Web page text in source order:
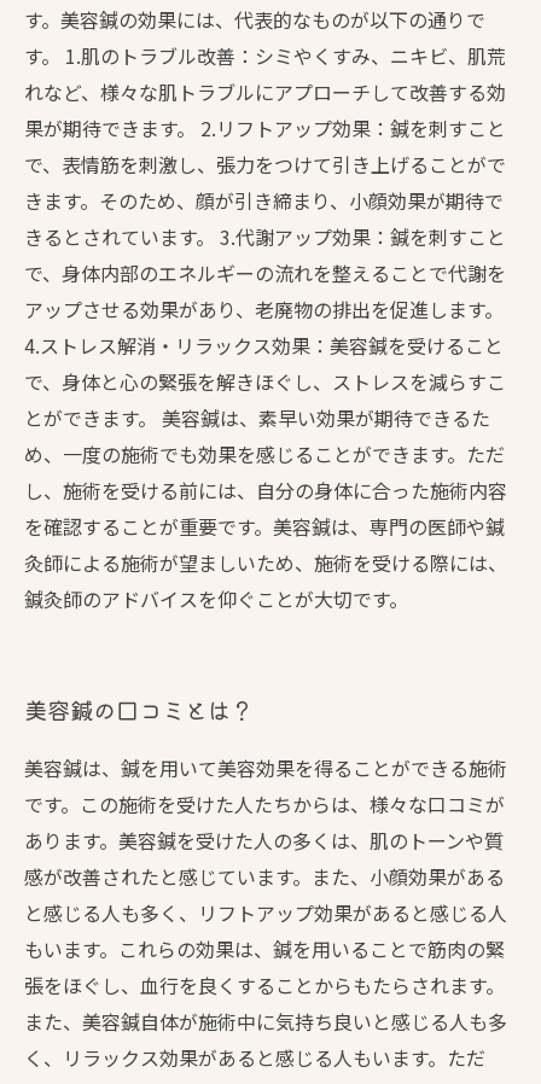
す。美容鍼の効果には、代表的なものが以下の通りで
す。 1.肌のトラブル改善：シミやくすみ、ニキビ、肌荒
れなど、様々な肌トラブルにアプローチして改善する効
果が期待できます。 2.リフトアップ効果：鍼を刺すこと
で、表情筋を刺激し、張力をつけて引き上げることがで
きます。そのため、顔が引き締まり、小顔効果が期待で
きるとされています。 3.代謝アップ効果：鍼を刺すこと
で、身体内部のエネルギーの流れを整えることで代謝を
アップさせる効果があり、老廃物の排出を促進します。
4.ストレス解消・リラックス効果：美容鍼を受けること
で、身体と心の緊張を解きほぐし、ストレスを減らすこ
とができます。 美容鍼は、素早い効果が期待できるた
め、一度の施術でも効果を感じることができます。ただ
し、施術を受ける前には、自分の身体に合った施術内容
を確認することが重要です。美容鍼は、専門の医師や鍼
灸師による施術が望ましいため、施術を受ける際には、
鍼灸師のアドバイスを仰ぐことが大切です。
美容鍼の口コミとは？
美容鍼は、鍼を用いて美容効果を得ることができる施術
です。この施術を受けた人たちからは、様々な口コミが
あります。美容鍼を受けた人の多くは、肌のトーンや質
感が改善されたと感じています。また、小顔効果がある
と感じる人も多く、リフトアップ効果があると感じる人
もいます。これらの効果は、鍼を用いることで筋肉の緊
張をほぐし、血行を良くすることからもたらされます。
また、美容鍼自体が施術中に気持ち良いと感じる人も多
く、リラックス効果があると感じる人もいます。ただ